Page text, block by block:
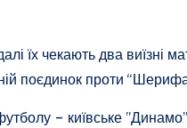
їх чекають два виїзні
поєдинок проти
– київське